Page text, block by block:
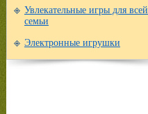
Увлекательные игры для всей
семьи
Электронные игрушки